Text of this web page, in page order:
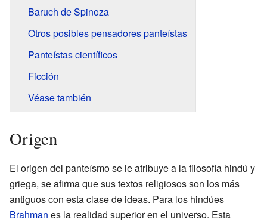
Baruch de Spinoza
Otros posibles pensadores panteístas
Panteístas científicos
Ficción
Véase también
Origen
El origen del panteísmo se le atribuye a la filosofía hindú y
griega, se afirma que sus textos religiosos son los más
antiguos con esta clase de ideas. Para los hindúes
Brahman es la realidad superior en el universo. Esta